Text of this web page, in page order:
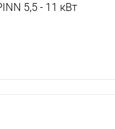
5,5 - 11 кВт